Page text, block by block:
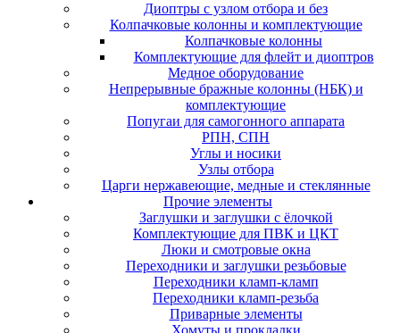
Диоптры с узлом отбора и без
Колпачковые колонны и комплектующие
Колпачковые колонны
Комплектующие для флейт и диоптров
Медное оборудование
Непрерывные бражные колонны (НБК) и
комплектующие
Попугаи для самогонного аппарата
РПН, СПН
Углы и носики
Узлы отбора
Царги нержавеющие, медные и стеклянные
Прочие элементы
Заглушки и заглушки с ёлочкой
Комплектующие для ПВК и ЦКТ
Люки и смотровые окна
Переходники и заглушки резьбовые
Переходники кламп-кламп
Переходники кламп-резьба
Приварные элементы
Хомуты и прокладки